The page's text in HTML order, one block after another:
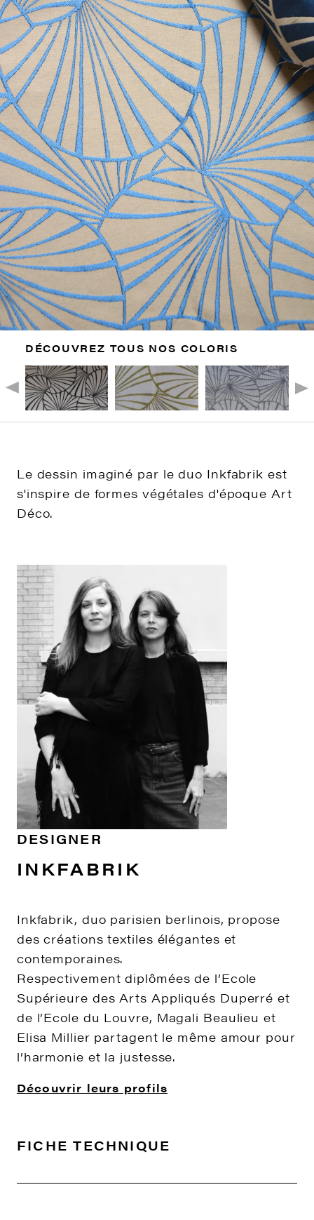
DÉCOUVREZ TOUS NOS COLORIS
Le dessin imaginé par le duo Inkfabrik est
s'inspire de formes végétales d'époque Art
Déco.
DESIGNER
INKFABRIK
Inkfabrik, duo parisien berlinois, propose
des créations textiles élégantes et
contemporaines.
Respectivement diplômées de l’Ecole
Supérieure des Arts Appliqués Duperré et
de l’Ecole du Louvre, Magali Beaulieu et
Elisa Millier partagent le même amour pour
l’harmonie et la justesse.
Découvrir leurs profils
FICHE TECHNIQUE